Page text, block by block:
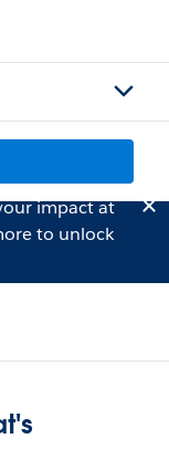
impact at
to unlock